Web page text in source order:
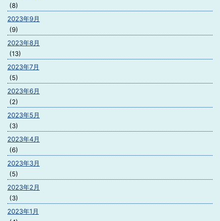
(8)
2023年9月
(9)
2023年8月
(13)
2023年7月
(5)
2023年6月
(2)
2023年5月
(3)
2023年4月
(6)
2023年3月
(5)
2023年2月
(3)
2023年1月